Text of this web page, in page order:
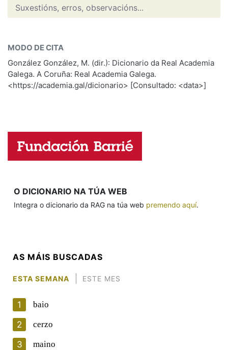
LIMPAR
Suxestións, erros, observacións...
ESCOLLE UNHA OPCIÓN:
Observación Hai un erro na palabra
Propoño mellorar a definición
Nome
MODO DE CITA
González González, M. (dir.): Dicionario da Real Academia
Galega. A Coruña: Real Academia Galega.
<https://academia.gal/dicionario> [Consultado: <data>]
O DICIONARIO NA TÚA WEB
Integra o dicionario da RAG na túa web premendo aquí.
AS MÁIS BUSCADAS
ESTA SEMANA ESTE MES
1 baio
2 cerzo
3 maino